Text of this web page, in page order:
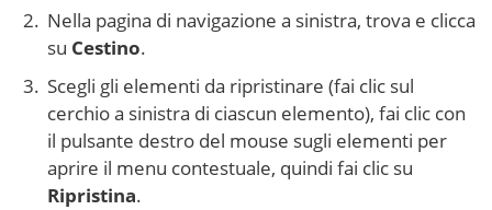
Nella pagina di navigazione a sinistra, trova e clicca
su Cestino.
Scegli gli elementi da ripristinare (fai clic sul
cerchio a sinistra di ciascun elemento), fai clic con
il pulsante destro del mouse sugli elementi per
aprire il menu contestuale, quindi fai clic su
Ripristina.